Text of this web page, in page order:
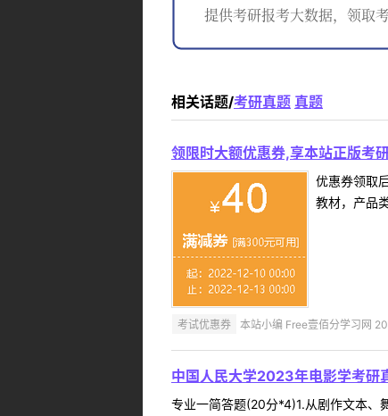
相关话题/考研真题 真题
领限时大额优惠券,享本站正版考
优惠券领取
教材，产品
考试优惠券 本站小编 Free壹佰分学习网
中国人民大学2023年电影学考研
专业一简答题(20分*4)1.从剧作文本、